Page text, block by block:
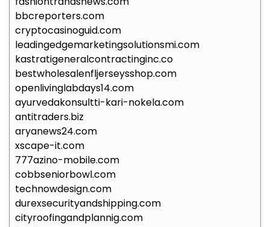
bbcreporters.com
cryptocasinoguid.com
leadingedgemarketingsolutionsmi.com
kastratigeneralcontractinginc.co
bestwholesalenfljerseysshop.com
openlivinglabdays14.com
ayurvedakonsultti-kari-nokela.com
antitraders.biz
aryanews24.com
xscape-it.com
777azino-mobile.com
cobbseniorbowl.com
technowdesign.com
durexsecurityandshipping.com
cityroofingandplannig.com